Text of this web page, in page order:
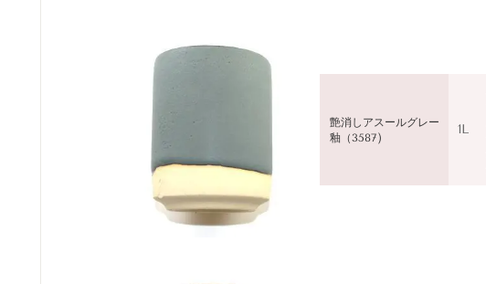
艶消しアスールグレー
釉（3587）
1L